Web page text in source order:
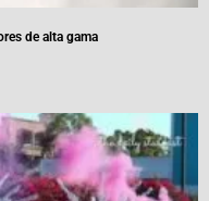
de alta gama